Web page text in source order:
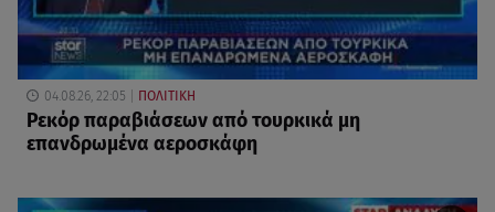
04.08.26, 22:05 ΠΟΛΙΤΙΚΗ
Ρεκόρ παραβιάσεων από τουρκικά μη
επανδρωμένα αεροσκάφη